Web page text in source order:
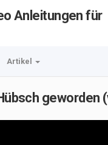
Anleitungen für
Artikel
geworden